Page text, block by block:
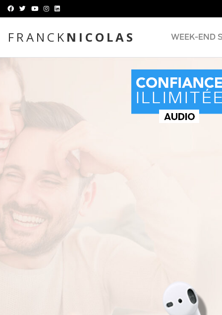
FRANCK NICOLAS WEEK-END